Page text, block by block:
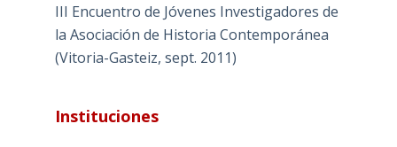
III Encuentro de Jóvenes Investigadores de
la Asociación de Historia Contemporánea
(Vitoria-Gasteiz, sept. 2011)
Instituciones